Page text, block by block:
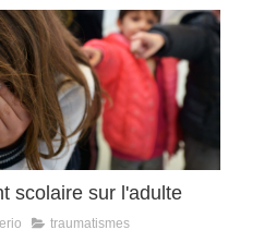
scolaire sur l'adulte
traumatismes